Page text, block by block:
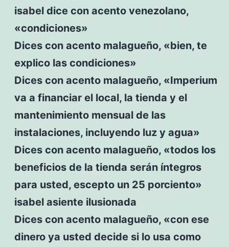
isabel dice con acento venezolano,
«condiciones»
Dices con acento malagueño, «bien, te
explico las condiciones»
Dices con acento malagueño, «Imperium
va a financiar el local, la tienda y el
mantenimiento mensual de las
instalaciones, incluyendo luz y agua»
Dices con acento malagueño, «todos los
beneficios de la tienda serán íntegros
para usted, escepto un 25 porciento»
isabel asiente ilusionada
Dices con acento malagueño, «con ese
dinero ya usted decide si lo usa como